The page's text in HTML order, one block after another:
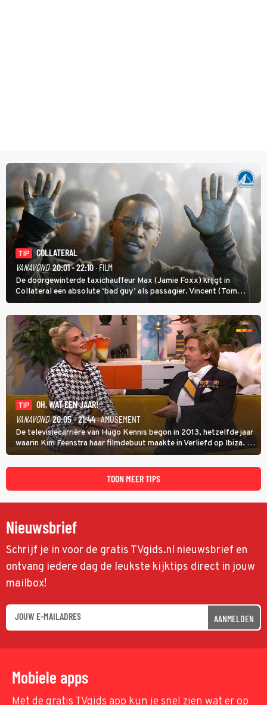
TIP
COLLATERAL
VANAVOND 20:01 - 22:10· FILM
De doorgewinterde taxichauffeur Max (Jamie Foxx) krijgt in
Collateral een absolute ‘bad guy’ als passagier. Vincent (Tom
Cruise) heeft hem nodig om hem de stad door te loodsen om een
wel heel lugubere reden.
TIP
OH, WAT EEN JAAR!
VANAVOND 20:05 - 21:44· AMUSEMENT
De televisiecarrière van Hugo Kennis begon in 2013, hetzelfde jaar
waarin Kim Feenstra haar filmdebuut maakte in Verliefd op Ibiza. In
Oh, Wat een Jaar! wordt duidelijk wat ze nog meer weten van het
jaar waarin ze allebei eindtwintigers waren.
TOON MEER TIPS
Nieuwsbrief
Schrijf je in voor de gratis TVgids.nl nieuwsbrief en
ontvang iedere dag de leukste kijktips direct in jouw
mailbox!
AANMELDEN
Mobiele apps
Met de gratis TVgids app kun je snel zien wat er op